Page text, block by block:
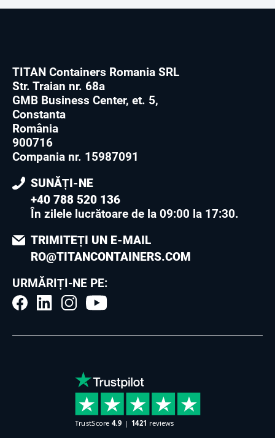
TITAN Containers Romania SRL
Str. Traian nr. 68a
GMB Business Center, et. 5,
Constanta
România
900716
Compania nr. 15987091
SUNĂȚI-NE
+40 788 520 136
În zilele lucrătoare de la 09:00 la 17:30.
TRIMITEȚI UN E-MAIL
RO@TITANCONTAINERS.COM
URMĂRIȚI-NE PE: